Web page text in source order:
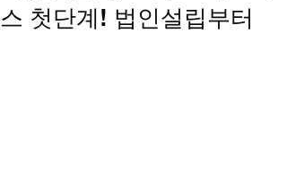
스 첫단계! 법인설립부터